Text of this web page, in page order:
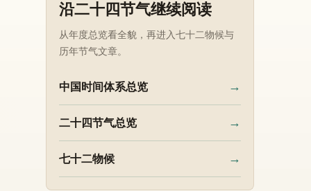
沿二十四节气继续阅读
从年度总览看全貌，再进入七十二物候与
历年节气文章。
中国时间体系总览 →
二十四节气总览 →
七十二物候 →